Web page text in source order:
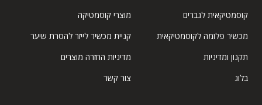
קוסמטיקאית לגברים
מוצרי קוסמטיקה
מכשיר פלזמה לקוסמטיקאית
קניית מכשיר לייזר להסרת שיער
תקנון ומדיניות
מדיניות החזרה מוצרים
בלוג
צור קשר